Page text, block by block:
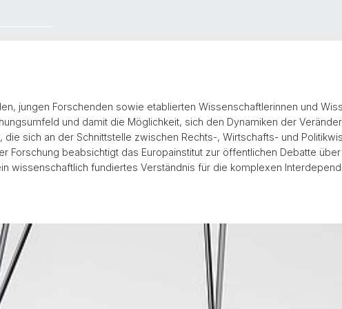
jungen Forschenden sowie etablierten Wissenschaftlerinnen und
und damit die Möglichkeit, sich den Dynamiken der
die sich an der Schnittstelle zwischen Rechts-, Wirtschafts- und
Forschung beabsichtigt das Europainstitut zur öffentlichen Debatte
wissenschaftlich fundiertes Verständnis für die komplexen